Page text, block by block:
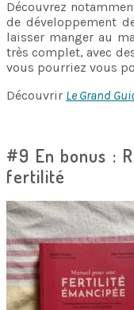
Découvrez
de développement
laisser manger au
très complet, avec
vous pourriez vous
Découvrir Le Grand
#9 En bonus :
fertilité